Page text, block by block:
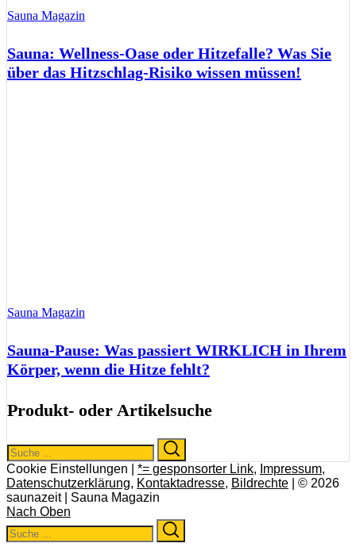
Sauna Magazin
Sauna: Wellness-Oase oder Hitzefalle? Was Sie
über das Hitzschlag-Risiko wissen müssen!
Sauna Magazin
Sauna-Pause: Was passiert WIRKLICH in Ihrem
Körper, wenn die Hitze fehlt?
Produkt- oder Artikelsuche
Search
for:
Cookie Einstellungen | *= gesponsorter Link, Impressum,
Datenschutzerklärung, Kontaktadresse, Bildrechte | © 2026
saunazeit | Sauna Magazin
Nach Oben
Search
for: